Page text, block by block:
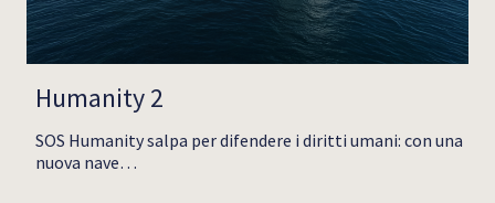
Humanity 2
SOS Humanity salpa per difendere i diritti umani: con una
nuova nave…